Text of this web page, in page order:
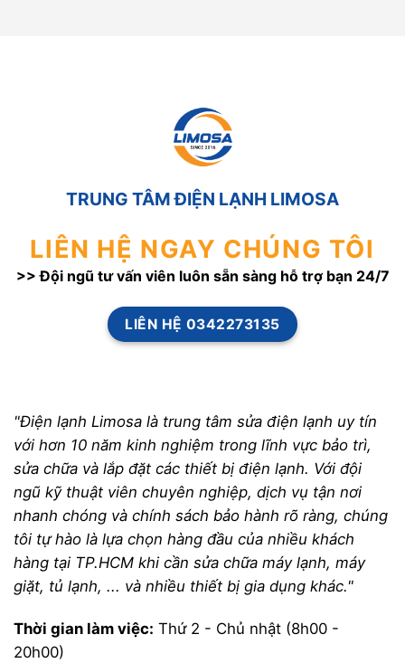
TRUNG TÂM ĐIỆN LẠNH LIMOSA
LIÊN HỆ NGAY CHÚNG TÔI
>> Đội ngũ tư vấn viên luôn sẵn sàng hỗ trợ bạn 24/7
LIÊN HỆ 0342273135
"Điện lạnh Limosa là trung tâm sửa điện lạnh uy tín
với hơn 10 năm kinh nghiệm trong lĩnh vực bảo trì,
sửa chữa và lắp đặt các thiết bị điện lạnh. Với đội
ngũ kỹ thuật viên chuyên nghiệp, dịch vụ tận nơi
nhanh chóng và chính sách bảo hành rõ ràng, chúng
tôi tự hào là lựa chọn hàng đầu của nhiều khách
hàng tại TP.HCM khi cần sửa chữa máy lạnh, máy
giặt, tủ lạnh, ... và nhiều thiết bị gia dụng khác."
Thời gian làm việc: Thứ 2 - Chủ nhật (8h00 -
20h00)